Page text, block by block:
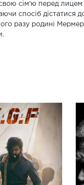
сім'ю перед лицем
спосіб дістатися
разу родині Мермер